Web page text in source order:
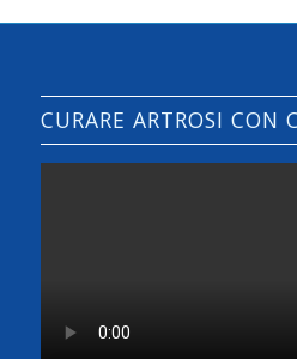
CURARE ARTROSI CON